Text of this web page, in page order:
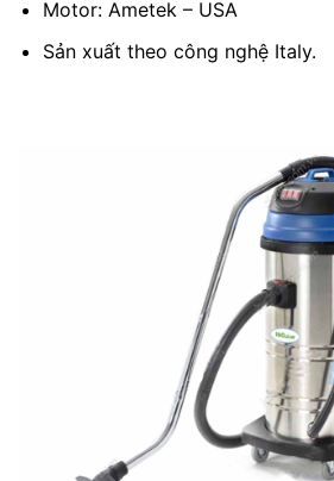
Motor: Ametek – USA
Sản xuất theo công nghệ Italy.